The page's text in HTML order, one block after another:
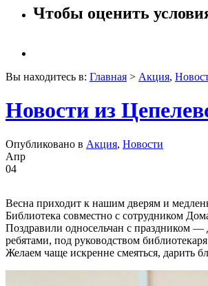
Чтобы оценить
Вы находитесь в: Главная > Акция,
Новости из
Опубликовано в Акция, Новости
Апр
04
Весна приходит к нашим дверям и
Библиотека совместно с сотрудником
Поздравили односельчан с праздником
ребятами, под руководством
Желаем чаще искренне смеяться, дарить